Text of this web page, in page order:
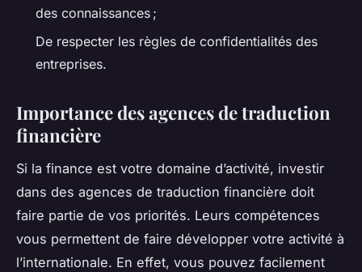
des connaissances ;
De respecter les règles de confidentialités des
entreprises.
Importance des agences de traduction
financière
Si la finance est votre domaine d’activité, investir
dans des agences de traduction financière doit
faire partie de vos priorités. Leurs compétences
vous permettent de faire développer votre activité à
l’internationale. En effet, vous pouvez facilement